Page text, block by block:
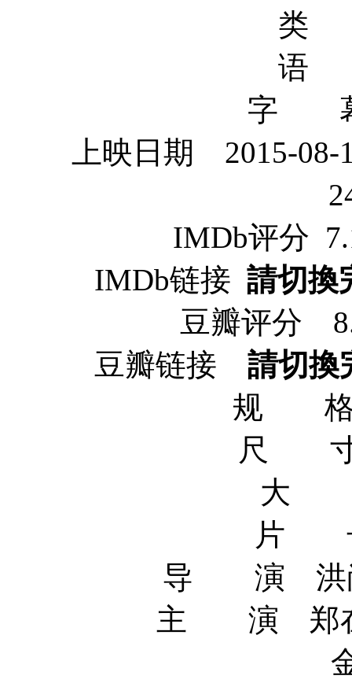
类
语
字
上映日期 2015-08-
IMDb评分
IMDb链接 請切換
豆瓣评分
豆瓣链接 請切換
规 格
尺 寸
大
片
导 演 洪尚
主 演 郑在
金敏喜